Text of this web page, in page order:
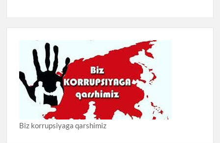
Biz korrupsiyaga qarshimiz